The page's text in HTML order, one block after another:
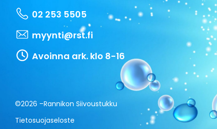
02 253 5505
myynti@rst.fi
Avoinna ark. klo 8-16
©2026 –Rannikon Siivoustukku
Tietosuojaseloste